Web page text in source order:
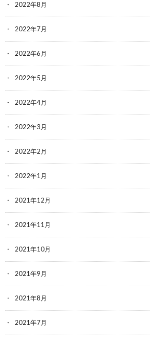
2022年8月
2022年7月
2022年6月
2022年5月
2022年4月
2022年3月
2022年2月
2022年1月
2021年12月
2021年11月
2021年10月
2021年9月
2021年8月
2021年7月